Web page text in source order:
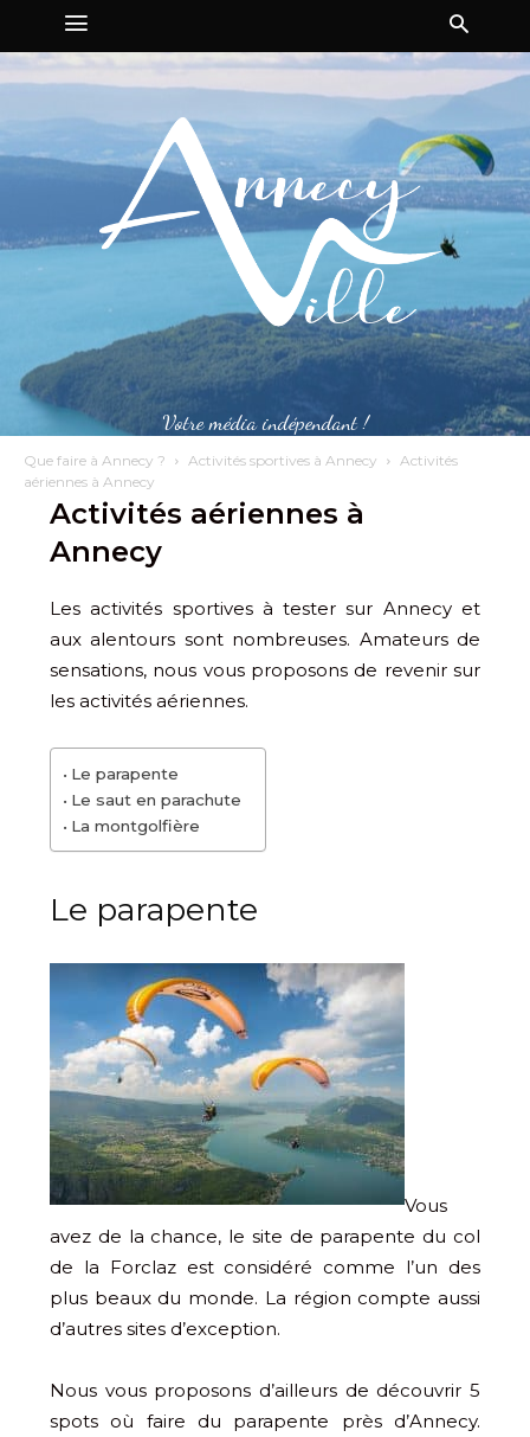
Votre média indépendant !
Que faire à Annecy ? Activités sportives à Annecy
Activités
aériennes à Annecy
Activités aériennes à
Annecy
Les activités sportives à tester sur Annecy et
aux alentours sont nombreuses. Amateurs de
sensations, nous vous proposons de revenir sur
les activités aériennes.
Le parapente
Le saut en parachute
La montgolfière
Le parapente
Vous
avez de la chance, le site de parapente du col
de la Forclaz est considéré comme l’un des
plus beaux du monde. La région compte aussi
d’autres sites d’exception.
Nous vous proposons d’ailleurs de découvrir 5
spots où faire du parapente près d’Annecy.